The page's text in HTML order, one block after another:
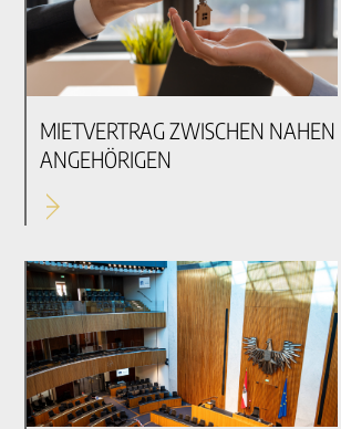
MIETVERTRAG ZWISCHEN NAHEN
ANGEHÖRIGEN